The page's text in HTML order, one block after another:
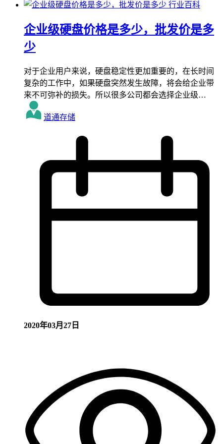
行业百科
企业级硬盘价格是多少，批发价是多
少
对于企业用户来说，硬盘稳定性更加重要的，在长时间
复杂的工作中，如果硬盘突然发生故障，将会给企业带
来不可弥补的损失。所以很多公司都会选择企业级…
道通存储
2020年03月27日